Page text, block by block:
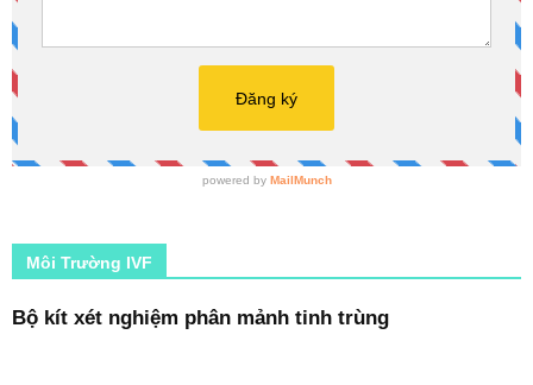
Môi Trường IVF
Bộ kít xét nghiệm phân mảnh tinh trùng